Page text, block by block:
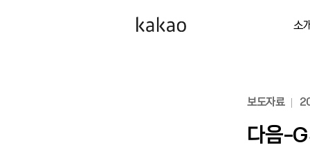
소
보도자료
다음-